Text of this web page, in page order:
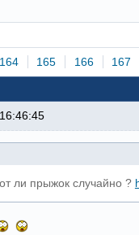
164 165 166 167
ли прыжок случайно ?